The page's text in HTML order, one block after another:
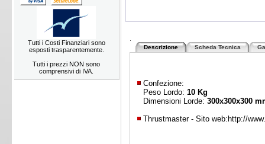
Tutti i Costi Finanziari sono
esposti trasparentemente.
Tutti i prezzi NON sono
comprensivi di IVA.
Descrizione Scheda Tecnica
Confezione:
Peso Lordo: 10 Kg
Dimensioni Lorde:300x300x300
Thrustmaster - Sito web: http://